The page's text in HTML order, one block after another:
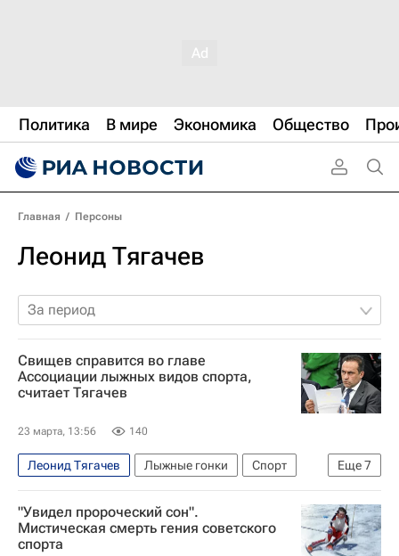
Политика В мире Экономика Общество
Главная / Персоны
Леонид Тягачев
За период
Свищев справится во главе
Ассоциации лыжных видов спорта,
считает Тягачев
23 марта, 13:56 140
Еще7
Леонид Тягачев Лыжные гонки
Спорт
Россия
Сочи
Елена Вяльбе
Андрей Бокарев
Олимпийский комитет России (ОКР)
"Увидел пророческий сон".
Мистическая смерть гения советского
спорта